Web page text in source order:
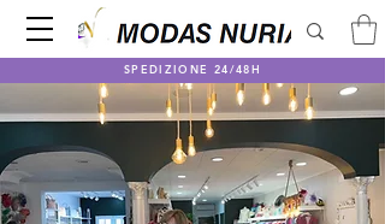
SPEDIZIONE 24/48H